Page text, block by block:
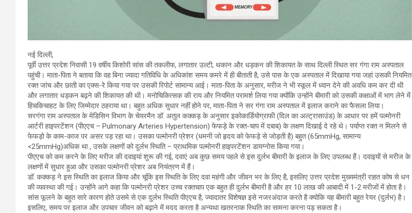
नई दिल्ली,
पूर्वी उत्तर प्रदेश निवासी 19 वर्षीय किशोरी सांस की तकलीफ, लगातार उल्टी, थकान और धड़कन की शिकायत के साथ दिल्ली स्थित सर गंगा राम अस्पताल
पहुंची। माता-पिता ने बताया कि वह बिना ज्यादा गतिविधि के अधिकांश समय कमरे में ही बीताती है, उसे पास के एक अस्पताल में दिखाया गया जहां उसकी नियमित
रक्त जांच और छाती का एक्स-रे किया गया पर उसकी रिपोर्ट सामान्य आई। माता-पिता के अनुसार, मरीज ने भी स्कूल में ध्यान देने की अवधि कम कर दी थी
और लगातार धड़कन बढ़ने की शिकायत की थी। मनोचिकित्सक की राय और नियमित परामर्श लिया गया क्योंकि उन्होंने बीमारी को उसकी कक्षाओं में भाग लेने में
हिचकिचाहट के लिए जिम्मेदार ठहराया था। बहुत अधिक सुधार नहीं होने पर, माता-पिता ने सर गंगा राम अस्पताल में इलाज कराने का फैसला लिया।
सरगंगा राम अस्पताल के मेडिसिन विभाग के चेयरमैन डॉ. अतुल कक्कड़ के अनुसार इकोकार्डियोग्राफी (दिल का अल्ट्रासाउंड) के आधार पर हमें पल्मोनरी
आर्टरी हाइपरटेंशन (पीएएच – Pulmonary Arteries Hypertension) फेफड़े के रक्त-चाप में दबाब) के लक्षण दिखाई दे रहे थे। पर्याप्त रक्त न मिलने से
फेफड़ो के काम-काज पर असर पड़ रहा था। उसका पल्मोनरी प्रेशर (धमनी जो हृदय को फेफड़े से जोड़ती है) बहुत (65mmHg, सामान्य
<25mmHg)अधिक था , उसके लक्षणों को दुर्लभ स्थिति – प्राथमिक पल्मोनरी हाइपरटेंशन डायग्नोस किया गया।
पीएएच को कम करने के लिए मरीज की दवाइयां शुरू की गई, दवाएं अब कुछ समय पहले से इस दुर्लभ बीमारी के इलाज के लिए उपलब्ध हैं। दवाइयों से मरीज के
लक्षणों में सुधार हुआ और उसका पल्मोनरी प्रेशर अब नियंत्रण में हैं।
डॉ. कक्कड़ ने इस स्थिति का इलाज किया और चूंकि इस स्थिति के लिए दवा महंगी और जीवन भर के लिए है, इसलिए उत्तर प्रदेश मुख्यमंत्री राहत कोष से धन
की व्यवस्था की गई। उन्होंने आगे कहा कि पल्मोनरी प्रेशर उच्च रक्तचाप एक बहुत ही दुर्लभ बीमारी है और हर 10 लाख की आबादी में 1-2 मरीजों में होता है।
सांस फूलने के बहुत सारे कारण होते उसमे से एक दुर्लभ स्थिति पीएएच है, ज्यादातर विशेषज्ञ इसे नजरअंदाज करते है क्योकि यह बीमारी बहुत रेयर (दुर्लभ) है।
इसलिए, समय पर इलाज और उपचार जीवन को बढ़ाने में मदद करता है अन्यथा खतरनाक स्थिति का सामना करना पड़ सकता है।